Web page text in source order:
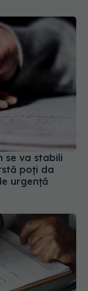
se va stabili
poți da
urgență